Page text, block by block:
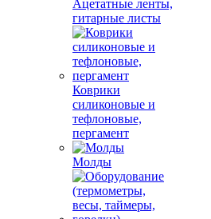
Ацетатные ленты,
гитарные листы
Коврики
силиконовые и
тефлоновые,
пергамент
Молды